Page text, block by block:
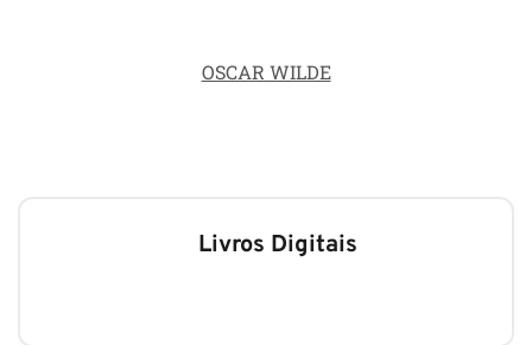
OSCAR WILDE
Livros Digitais